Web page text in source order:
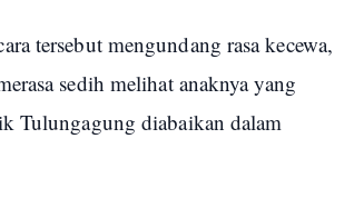
tersebut mengundang rasa kecewa,
sedih melihat anaknya yang
Tulungagung diabaikan dalam